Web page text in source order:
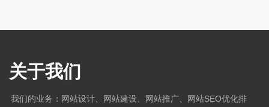
关于我们
我们的业务：网站设计、网站建设、网站推广、网站SEO优化排